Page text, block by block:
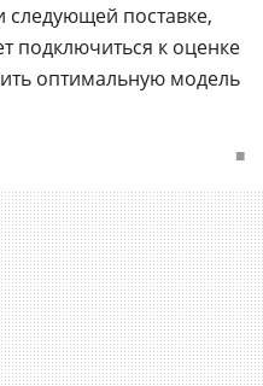
поставке,
подключиться к оценке
оптимальную модель
■